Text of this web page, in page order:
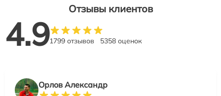
Отзывы клиентов
4.91799 отзывов 5358 оценок
Орлов Александр